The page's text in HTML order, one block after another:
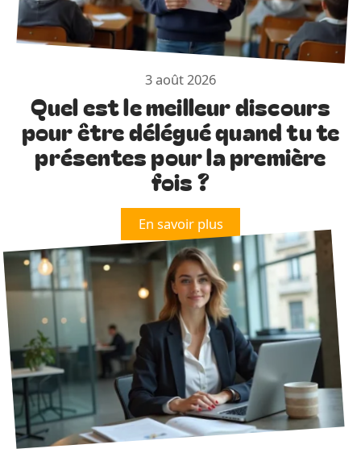
3 août 2026
Quel est le meilleur discours
pour être délégué quand tu te
présentes pour la première
fois ?
En savoir plus